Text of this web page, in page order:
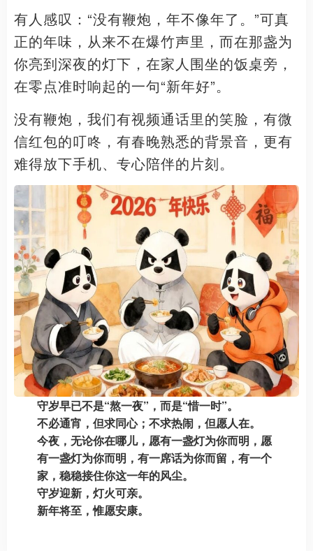
有人感叹：“没有鞭炮，年不像年了。”可真
正的年味，从来不在爆竹声里，而在那盏为
你亮到深夜的灯下，在家人围坐的饭桌旁，
在零点准时响起的一句“新年好”。
没有鞭炮，我们有视频通话里的笑脸，有微
信红包的叮咚，有春晚熟悉的背景音，更有
难得放下手机、专心陪伴的片刻。
守岁早已不是“熬一夜”，而是“惜一时”。
不必通宵，但求同心；不求热闹，但愿人在。
今夜，无论你在哪儿，愿有一盏灯为你而明，愿
有一盏灯为你而明，有一席话为你而留，有一个
家，稳稳接住你这一年的风尘。
守岁迎新，灯火可亲。
新年将至，惟愿安康。